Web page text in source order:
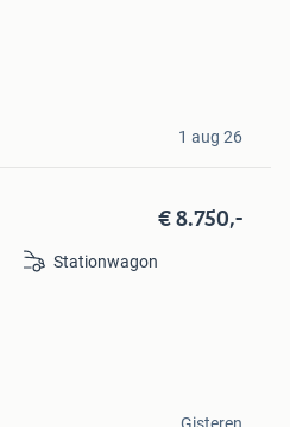
1 aug 26
€ 8.750,-
Stationwagon